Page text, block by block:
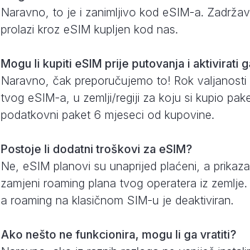
Naravno, to je i zanimljivo kod eSIM-a.
prolazi kroz eSIM kupljen kod nas.
Mogu li kupiti eSIM prije putovanja i aktivirati
Naravno, čak preporučujemo to! Rok
tvog eSIM-a, u zemlji/regiji za koju si kupio
podatkovni paket 6 mjeseci od kupovine.
Postoje li dodatni troškovi za eSIM?
Ne, eSIM planovi su unaprijed plaćeni, a
zamjeni roaming plana tvog operatera iz
a roaming na klasičnom SIM-u je deaktiviran.
Ako nešto ne funkcionira, mogu li ga vratiti?